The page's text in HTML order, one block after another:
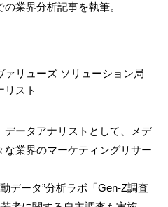
業界分析記事を執筆。
ァリューズ ソリューション局
リスト
データアナリストとして、メデ
な業界のマーケティングリサー
データ”分析ラボ「Gen-Z調査